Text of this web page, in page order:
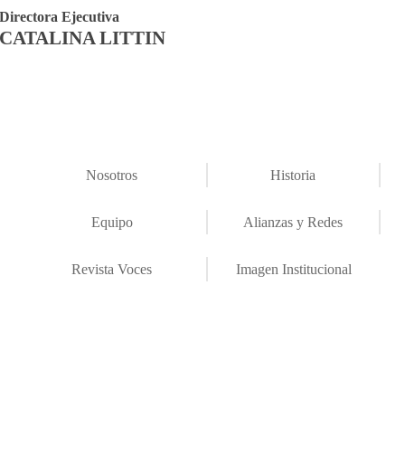
Ejecutiva
LITTIN
Nosotros Historia
Equipo Alianzas y Redes
Revista Voces Imagen Institucional